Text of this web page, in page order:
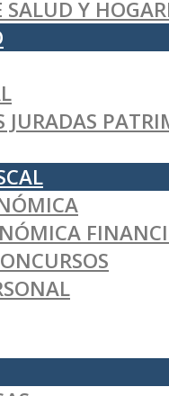
SALUD Y
JURADAS